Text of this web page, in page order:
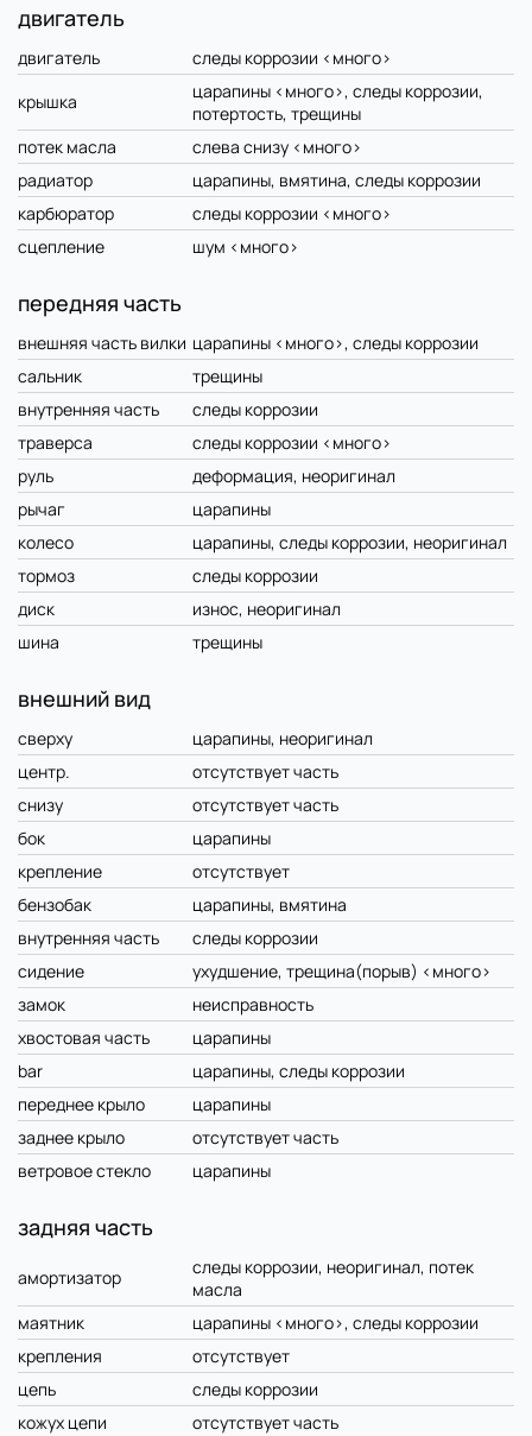
двигатель
двигатель
следы коррозии <много>
крышка
царапины <много>, следы коррозии,
потертость, трещины
потек масла
слева снизу <много>
радиатор
царапины, вмятина, следы коррозии
карбюратор
следы коррозии <много>
сцепление
шум <много>
передняя часть
внешняя часть вилки царапины <много>, следы коррозии
сальник
трещины
внутренняя часть
следы коррозии
траверса
следы коррозии <много>
руль
деформация, неоригинал
рычаг
царапины
колесо
царапины, следы коррозии, неоригинал
тормоз
следы коррозии
диск
износ, неоригинал
шина
трещины
внешний вид
сверху
царапины, неоригинал
центр.
отсутствует часть
снизу
отсутствует часть
бок
царапины
крепление
отсутствует
бензобак
царапины, вмятина
внутренняя часть
следы коррозии
сидение
ухудшение, трещина(порыв) <много>
замок
неисправность
хвостовая часть
царапины
bar
царапины, следы коррозии
переднее крыло
царапины
заднее крыло
отсутствует часть
ветровое стекло
царапины
задняя часть
амортизатор
следы коррозии, неоригинал, потек
масла
маятник
царапины <много>, следы коррозии
крепления
отсутствует
цепь
следы коррозии
кожух цепи
отсутствует часть